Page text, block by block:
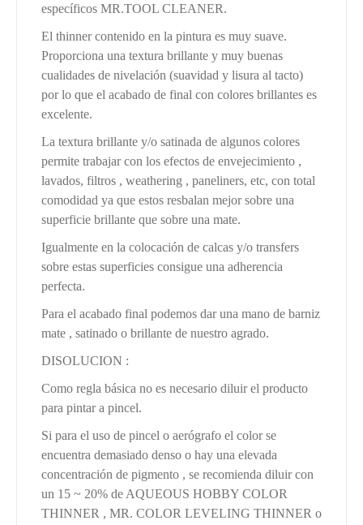
específicos MR.TOOL CLEANER.
El thinner contenido en la pintura es muy suave.
Proporciona una textura brillante y muy buenas
cualidades de nivelación (suavidad y lisura al tacto)
por lo que el acabado de final con colores brillantes es
excelente.
La textura brillante y/o satinada de algunos colores
permite trabajar con los efectos de envejecimiento ,
lavados, filtros , weathering , paneliners, etc, con total
comodidad ya que estos resbalan mejor sobre una
superficie brillante que sobre una mate.
Igualmente en la colocación de calcas y/o transfers
sobre estas superficies consigue una adherencia
perfecta.
Para el acabado final podemos dar una mano de barniz
mate , satinado o brillante de nuestro agrado.
DISOLUCION :
Como regla básica no es necesario diluir el producto
para pintar a pincel.
Si para el uso de pincel o aerógrafo el color se
encuentra demasiado denso o hay una elevada
concentración de pigmento , se recomienda diluir con
un 15 ~ 20% de AQUEOUS HOBBY COLOR
THINNER , MR. COLOR LEVELING THINNER o